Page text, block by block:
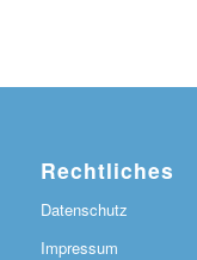
Rechtliches
Datenschutz
Impressum